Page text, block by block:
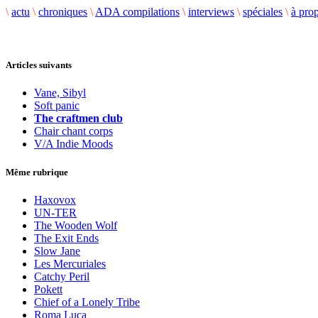
\ actu \ chroniques \ ADA compilations \ interviews \ spéciales \ à
Articles suivants
Vane, Sibyl
Soft panic
The craftmen club
Chair chant corps
V/A Indie Moods
Même rubrique
Haxovox
UN-TER
The Wooden Wolf
The Exit Ends
Slow Jane
Les Mercuriales
Catchy Peril
Pokett
Chief of a Lonely Tribe
Roma Luca